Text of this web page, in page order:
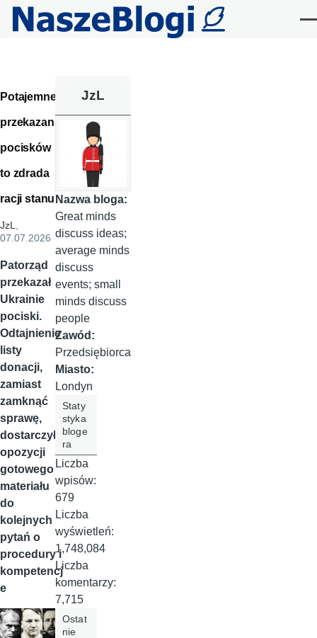
Przejdź do treści
Potajemne
przekazanie
pocisków
to zdrada
racji stanu
JzL,
07.07.2026
Patorząd
przekazał
Ukrainie
pociski.
Odtajnienie
listy
donacji,
zamiast
zamknąć
sprawę,
dostarczyło
opozycji
gotowego
materiału
do
kolejnych
pytań o
procedury i
kompetencj
e
JzL
Nazwa bloga:
Great minds
discuss ideas;
average minds
discuss
events; small
minds discuss
people
Zawód:
Przedsiębiorca
Miasto:
Londyn
Staty
styka
bloge
ra
Liczba
wpisów:
679
Liczba
wyświetleń:
1,748,084
Liczba
komentarzy:
7,715
Ostat
nie